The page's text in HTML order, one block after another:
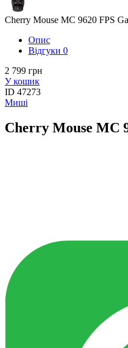
Cherry Mouse MC 9620 FPS
Опис
Вiдгуки 0
2 799 грн
У кошик
ID 47273
Миші
Cherry Mouse MC